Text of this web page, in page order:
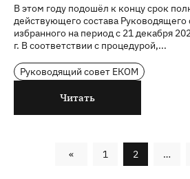
В этом году подошёл к концу срок
действующего состава
избранного на период с 21 декабря
г. В соответствии с процедурой,...
Руководящий совет ЕКОМ
Читать
« 1 2 …